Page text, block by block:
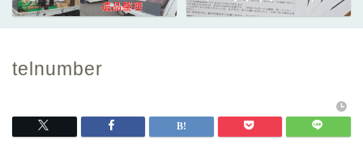
telnumber